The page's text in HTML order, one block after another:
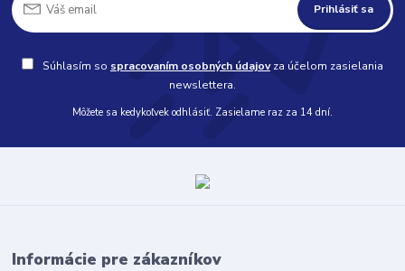
Prihlásiť sa
Súhlasím so spracovaním osobných údajovza účelom zasielania
newslettera.
Môžete sa kedykoľvek odhlásiť. Zasielame raz za 14 dní.
Informácie pre zákazníkov